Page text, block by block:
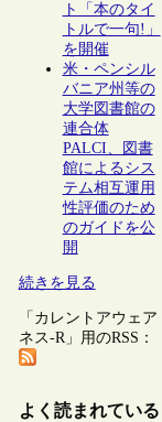
ト「本のタイ
トルで一句!」
を開催
米・ペンシル
バニア州等の
大学図書館の
連合体
PALCI、図書
館によるシス
テム相互運用
性評価のため
のガイドを公
開
続きを見る
「カレントアウェア
ネス-R」用のRSS：
よく読まれている